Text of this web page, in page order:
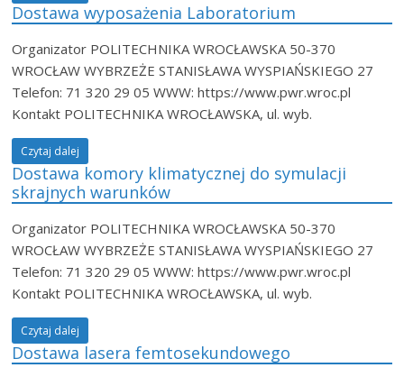
Dostawa wyposażenia Laboratorium
Organizator POLITECHNIKA WROCŁAWSKA 50-370
WROCŁAW WYBRZEŻE STANISŁAWA WYSPIAŃSKIEGO 27
Telefon: 71 320 29 05 WWW: https://www.pwr.wroc.pl
Kontakt POLITECHNIKA WROCŁAWSKA, ul. wyb.
Czytaj dalej
Dostawa komory klimatycznej do symulacji
skrajnych warunków
Organizator POLITECHNIKA WROCŁAWSKA 50-370
WROCŁAW WYBRZEŻE STANISŁAWA WYSPIAŃSKIEGO 27
Telefon: 71 320 29 05 WWW: https://www.pwr.wroc.pl
Kontakt POLITECHNIKA WROCŁAWSKA, ul. wyb.
Czytaj dalej
Dostawa lasera femtosekundowego